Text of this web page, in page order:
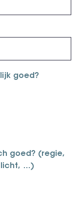
goed?
goed? (regie,
licht, …)